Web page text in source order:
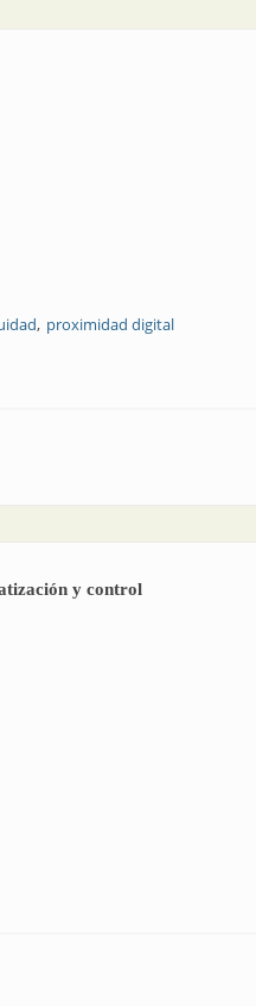
proximidad digital
y control
es automatización y control